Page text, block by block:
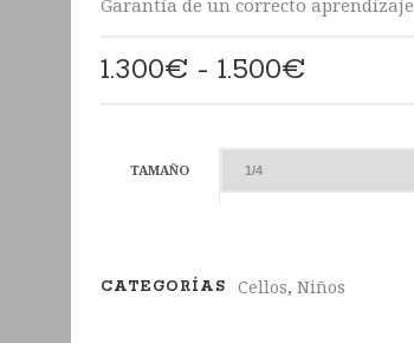
Garantía de un correcto aprendizaje
1.300€ - 1.500€
desde
1.300€
TAMAÑO
CATEGORÍAS Cellos, Niños